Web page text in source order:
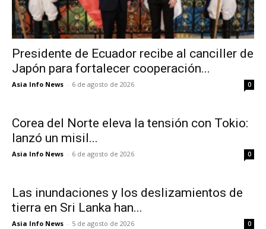
Presidente de Ecuador recibe al canciller de
Japón para fortalecer cooperación...
Asia Info News - 6 de agosto de 2026 0
Corea del Norte eleva la tensión con Tokio:
lanzó un misil...
Asia Info News - 6 de agosto de 2026 0
Las inundaciones y los deslizamientos de
tierra en Sri Lanka han...
Asia Info News - 5 de agosto de 2026 0